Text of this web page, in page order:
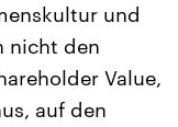
und
nicht den
Value,
auf den